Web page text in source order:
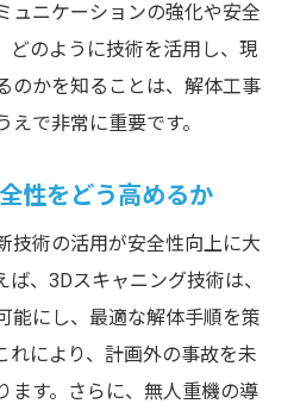
ュニケーションの強化や安全
どのように技術を活用し、現
のかを知ることは、解体工事
で非常に重要です。
性をどう高めるか
技術の活用が安全性向上に大
、3Dスキャニング技術は、
能にし、最適な解体手順を策
れにより、計画外の事故を未
ます。さらに、無人重機の導